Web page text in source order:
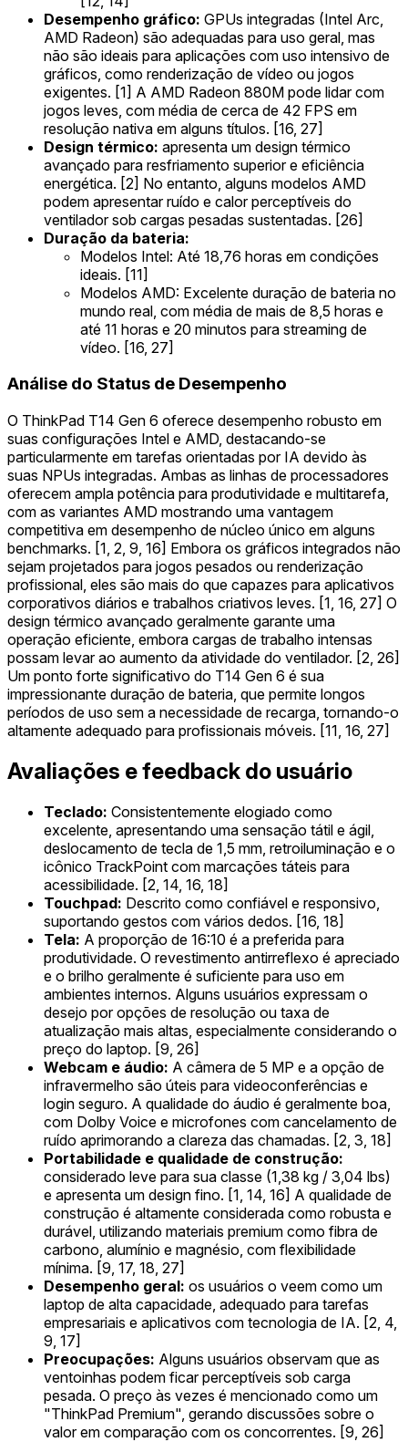
Desempenho gráfico: GPUs integradas (Intel Arc,
AMD Radeon) são adequadas para uso geral, mas
não são ideais para aplicações com uso intensivo de
gráficos, como renderização de vídeo ou jogos
exigentes. [1] A AMD Radeon 880M pode lidar com
jogos leves, com média de cerca de 42 FPS em
resolução nativa em alguns títulos. [16, 27]
Design térmico: apresenta um design térmico
avançado para resfriamento superior e eficiência
energética. [2] No entanto, alguns modelos AMD
podem apresentar ruído e calor perceptíveis do
ventilador sob cargas pesadas sustentadas. [26]
Duração da bateria:
Modelos Intel: Até 18,76 horas em condições
ideais. [11]
Modelos AMD: Excelente duração de bateria no
mundo real, com média de mais de 8,5 horas e
até 11 horas e 20 minutos para streaming de
vídeo. [16, 27]
Análise do Status de Desempenho
O ThinkPad T14 Gen 6 oferece desempenho robusto em
suas configurações Intel e AMD, destacando-se
particularmente em tarefas orientadas por IA devido às
suas NPUs integradas. Ambas as linhas de processadores
oferecem ampla potência para produtividade e multitarefa,
com as variantes AMD mostrando uma vantagem
competitiva em desempenho de núcleo único em alguns
benchmarks. [1, 2, 9, 16] Embora os gráficos integrados não
sejam projetados para jogos pesados ou renderização
profissional, eles são mais do que capazes para aplicativos
corporativos diários e trabalhos criativos leves. [1, 16, 27] O
design térmico avançado geralmente garante uma
operação eficiente, embora cargas de trabalho intensas
possam levar ao aumento da atividade do ventilador. [2, 26]
Um ponto forte significativo do T14 Gen 6 é sua
impressionante duração de bateria, que permite longos
períodos de uso sem a necessidade de recarga, tornando-o
altamente adequado para profissionais móveis. [11, 16, 27]
Avaliações e feedback do usuário
Teclado: Consistentemente elogiado como
excelente, apresentando uma sensação tátil e ágil,
deslocamento de tecla de 1,5 mm, retroiluminação e o
icônico TrackPoint com marcações táteis para
acessibilidade. [2, 14, 16, 18]
Touchpad: Descrito como confiável e responsivo,
suportando gestos com vários dedos. [16, 18]
Tela: A proporção de 16:10 é a preferida para
produtividade. O revestimento antirreflexo é apreciado
e o brilho geralmente é suficiente para uso em
ambientes internos. Alguns usuários expressam o
desejo por opções de resolução ou taxa de
atualização mais altas, especialmente considerando o
preço do laptop. [9, 26]
Webcam e áudio: A câmera de 5 MP e a opção de
infravermelho são úteis para videoconferências e
login seguro. A qualidade do áudio é geralmente boa,
com Dolby Voice e microfones com cancelamento de
ruído aprimorando a clareza das chamadas. [2, 3, 18]
Portabilidade e qualidade de construção:
considerado leve para sua classe (1,38 kg / 3,04 lbs)
e apresenta um design fino. [1, 14, 16] A qualidade de
construção é altamente considerada como robusta e
durável, utilizando materiais premium como fibra de
carbono, alumínio e magnésio, com flexibilidade
mínima. [9, 17, 18, 27]
Desempenho geral: os usuários o veem como um
laptop de alta capacidade, adequado para tarefas
empresariais e aplicativos com tecnologia de IA. [2, 4,
9, 17]
Preocupações: Alguns usuários observam que as
ventoinhas podem ficar perceptíveis sob carga
pesada. O preço às vezes é mencionado como um
"ThinkPad Premium", gerando discussões sobre o
valor em comparação com os concorrentes. [9, 26]